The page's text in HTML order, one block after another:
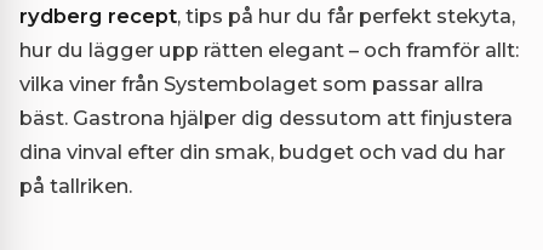
rydberg recept, tips på hur du får perfekt stekyta,
hur du lägger upp rätten elegant – och framför allt:
vilka viner från Systembolaget som passar allra
bäst. Gastrona hjälper dig dessutom att finjustera
dina vinval efter din smak, budget och vad du har
på tallriken.